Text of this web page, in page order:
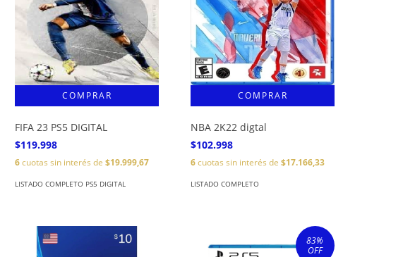
FIFA 23 PS5 DIGITAL
$119.998
6cuotas sin interés de$19.999,67
LISTADO COMPLETO PS5 DIGITAL
NBA 2K22 digtal
$102.998
6cuotas sin interés de$17.166,33
LISTADO COMPLETO
83%
OFF